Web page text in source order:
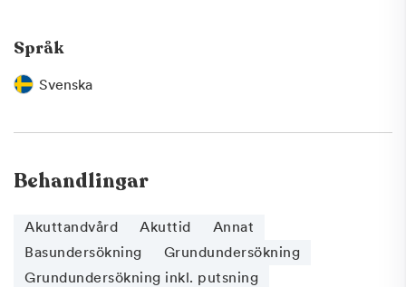
Språk
Svenska
Behandlingar
Akuttandvård Akuttid
Annat
Basundersökning
Grundundersökning
Grundundersökning inkl. putsning